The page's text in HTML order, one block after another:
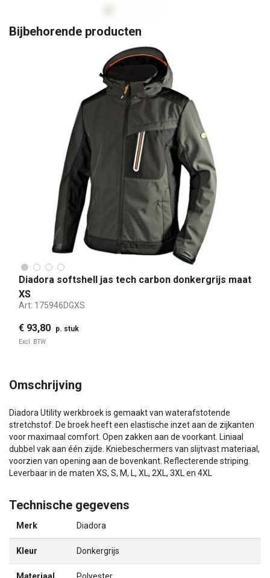
Bijbehorende producten
Diadora softshell jas tech carbon donkergrijs maat
XS
Art: 175946DGXS
€ 93,80 p. stuk
Excl. BTW
Omschrijving
Diadora Utility werkbroek is gemaakt van waterafstotende
stretchstof. De broek heeft een elastische inzet aan de zijkanten
voor maximaal comfort. Open zakken aan de voorkant. Liniaal
dubbel vak aan één zijde. Kniebeschermers van slijtvast materiaal,
voorzien van opening aan de bovenkant. Reflecterende striping.
Leverbaar in de maten XS, S, M, L, XL, 2XL, 3XL en 4XL
Technische gegevens
Merk Diadora
Kleur Donkergrijs
Materiaal Polyester